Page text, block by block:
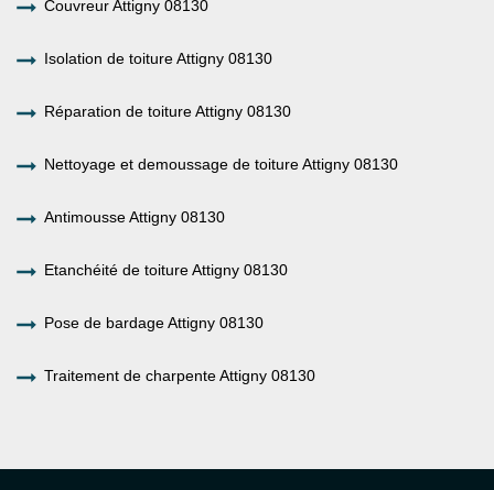
Couvreur Attigny 08130
Isolation de toiture Attigny 08130
Réparation de toiture Attigny 08130
Nettoyage et demoussage de toiture Attigny 08130
Antimousse Attigny 08130
Etanchéité de toiture Attigny 08130
Pose de bardage Attigny 08130
Traitement de charpente Attigny 08130